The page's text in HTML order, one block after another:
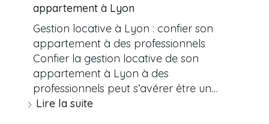
appartement à Lyon
Gestion locative à Lyon : confier son
appartement à des professionnels
Confier la gestion locative de son
appartement à Lyon à des
professionnels peut s’avérer être un…
Lire la suite